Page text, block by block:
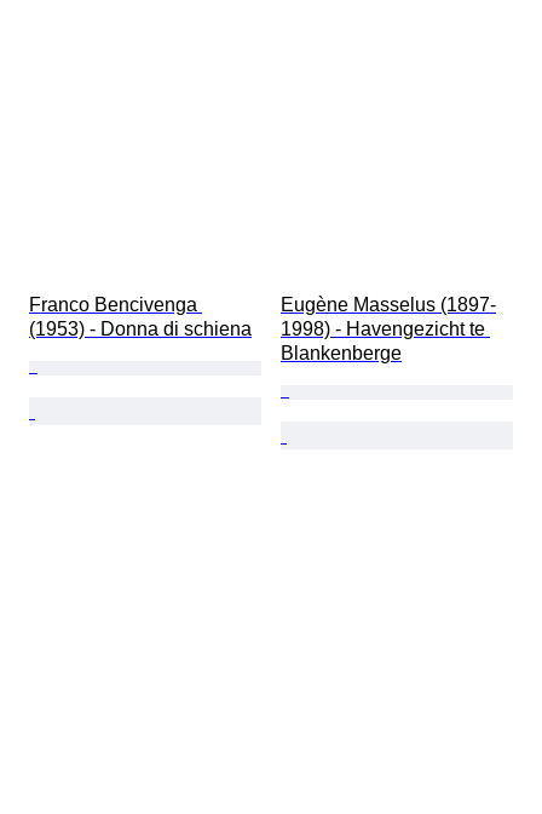
Franco Bencivenga
(1953) - Donna di schiena
Eugène Masselus (1897-
1998) - Havengezicht te
Blankenberge